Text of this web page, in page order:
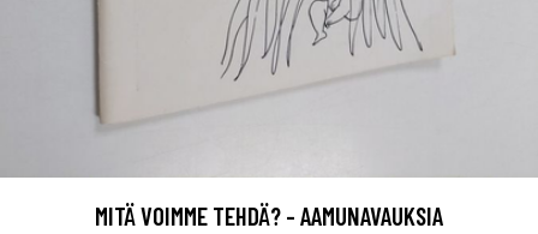
MITÄ VOIMME TEHDÄ? - AAMUNAVAUKSIA